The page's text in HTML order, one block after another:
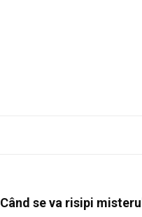
Când se va risipi